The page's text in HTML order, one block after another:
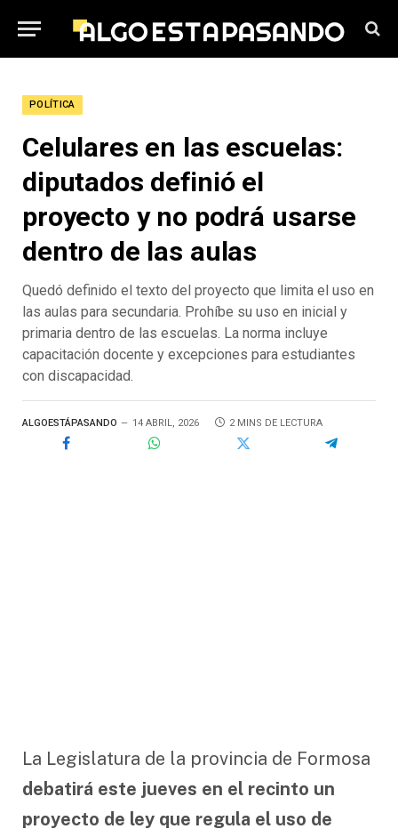
POLÍTICA
Celulares en las escuelas:
diputados definió el
proyecto y no podrá usarse
dentro de las aulas
Quedó definido el texto del proyecto que limita el uso en
las aulas para secundaria. Prohíbe su uso en inicial y
primaria dentro de las escuelas. La norma incluye
capacitación docente y excepciones para estudiantes
con discapacidad.
ALGOESTÁPASANDO 14 ABRIL, 2026 2 MINS DE LECTURA
La Legislatura de la provincia de Formosa
debatirá este jueves en el recinto un
proyecto de ley que regula el uso de